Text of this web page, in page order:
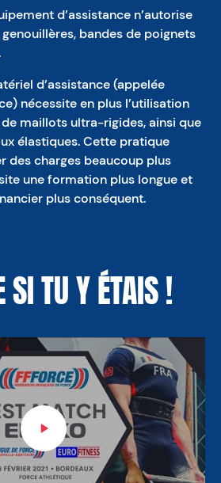
d’assistance n’autorise
bandes de poignets
d’assistance (appelée
nécessite en plus l’utilisation
maillots ultra-rigides, ainsi que
élastiques. Cette pratique
des charges beaucoup plus
une formation plus longue et
plus conséquent.
TU Y ÉTAIS !